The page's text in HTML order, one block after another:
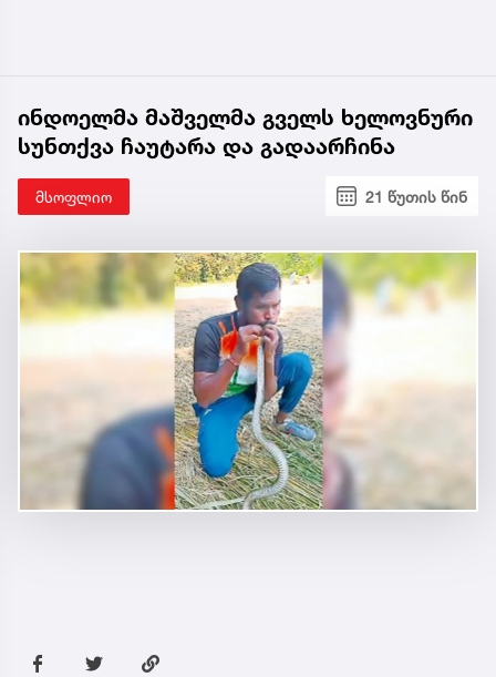
ინდოელმა მაშველმა გველს ხელოვნური
სუნთქვა ჩაუტარა და გადაარჩინა
მსოფლიო 21 წუთის წინ